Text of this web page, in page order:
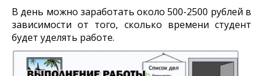
В день можно заработать около 500-2500 рублей в
зависимости от того, сколько времени студент
будет уделять работе.